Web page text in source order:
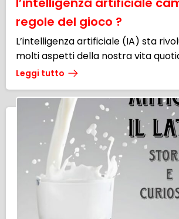
regole del gioco ?
L’intelligenza artificiale (IA) sta
molti aspetti della nostra vita
Leggi tutto